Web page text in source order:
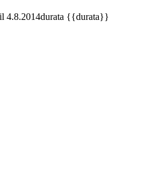
4.8.2014durata {{durata}}